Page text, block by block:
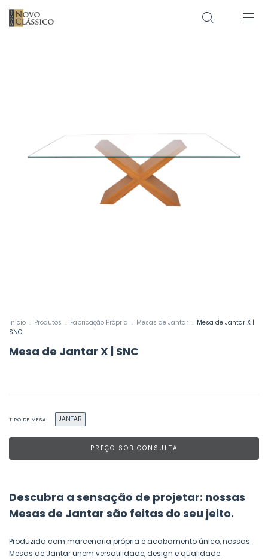
Início . Produtos . Fabricação Própria . Mesas de Jantar . Mesa de Jantar X |
SNC
Mesa de Jantar X | SNC
TIPO DE MESA JANTAR
Descubra a sensação de projetar: nossas
Mesas de Jantar são feitas do seu jeito.
Produzida com marcenaria própria e acabamento único, nossas
Mesas de Jantar unem versatilidade, design e qualidade.